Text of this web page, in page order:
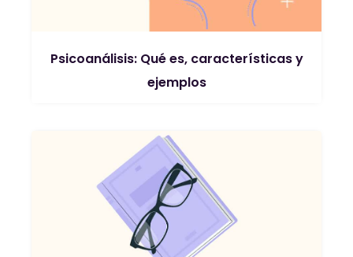
Psicoanálisis: Qué es, características y
ejemplos